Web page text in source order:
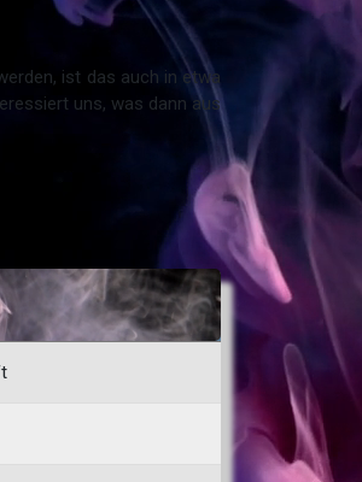
ist das auch in etwa
uns, was dann aus